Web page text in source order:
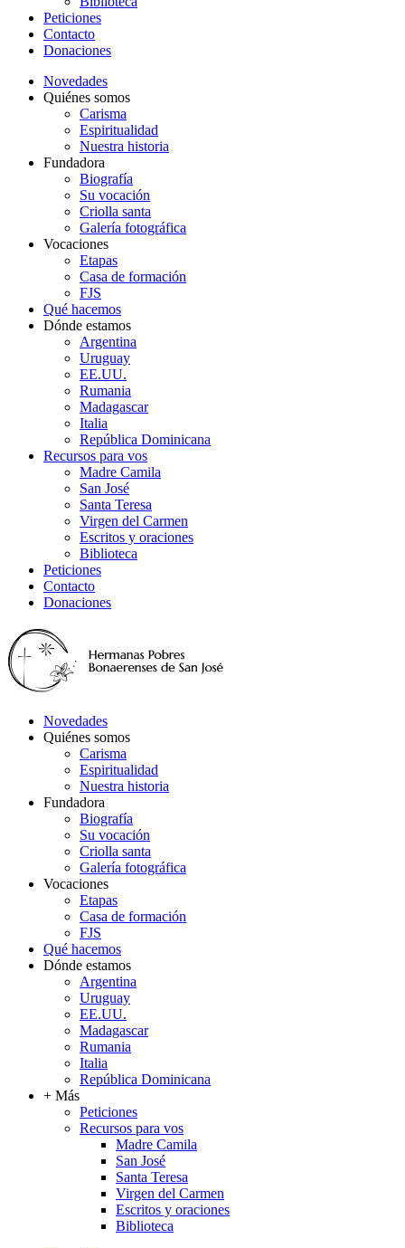
Peticiones
Contacto
Donaciones
Novedades
Quiénes somos
Carisma
Espiritualidad
Nuestra historia
Fundadora
Biografía
Su vocación
Criolla santa
Galería fotográfica
Vocaciones
Etapas
Casa de formación
FJS
Qué hacemos
Dónde estamos
Argentina
Uruguay
EE.UU.
Rumania
Madagascar
Italia
República Dominicana
Recursos para vos
Madre Camila
San José
Santa Teresa
Virgen del Carmen
Escritos y oraciones
Biblioteca
Peticiones
Contacto
Donaciones
Novedades
Quiénes somos
Carisma
Espiritualidad
Nuestra historia
Fundadora
Biografía
Su vocación
Criolla santa
Galería fotográfica
Vocaciones
Etapas
Casa de formación
FJS
Qué hacemos
Dónde estamos
Argentina
Uruguay
EE.UU.
Madagascar
Rumania
Italia
República Dominicana
+ Más
Peticiones
Recursos para vos
Madre Camila
San José
Santa Teresa
Virgen del Carmen
Escritos y oraciones
Biblioteca